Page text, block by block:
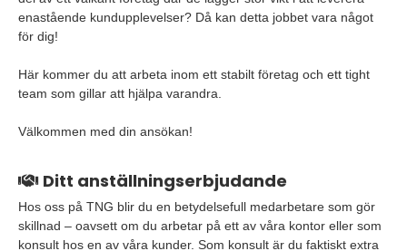
enastående kundupplevelser? Då kan detta jobbet vara något
för dig!
Här kommer du att arbeta inom ett stabilt företag och ett tight
team som gillar att hjälpa varandra.
Välkommen med din ansökan!
Ditt anställningserbjudande
Hos oss på TNG blir du en betydelsefull medarbetare som gör
skillnad – oavsett om du arbetar på ett av våra kontor eller som
konsult hos en av våra kunder. Som konsult är du faktiskt extra